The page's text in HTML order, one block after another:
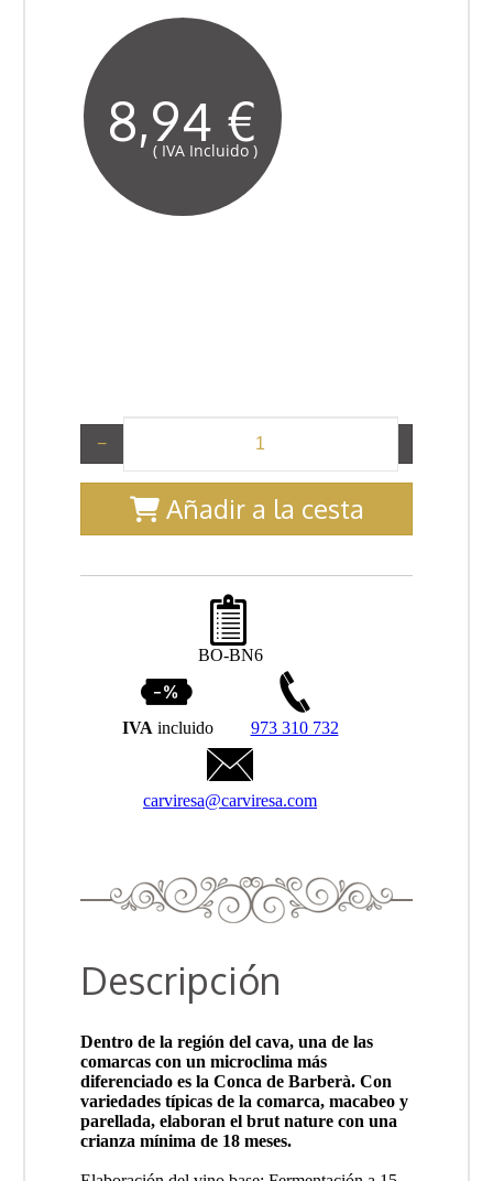
8,94 €
( IVA Incluido )
−
Añadir a la cesta
BO-BN6
IVA incluido 973 310 732
carviresa@carviresa.com
Descripción
Dentro de la región del cava, una de las
comarcas con un microclima más
diferenciado es la Conca de Barberà. Con
variedades típicas de la comarca, macabeo y
parellada, elaboran el brut nature con una
crianza mínima de 18 meses.